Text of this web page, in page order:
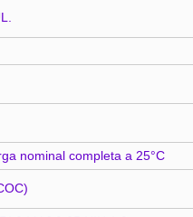
nominal completa a 25°C